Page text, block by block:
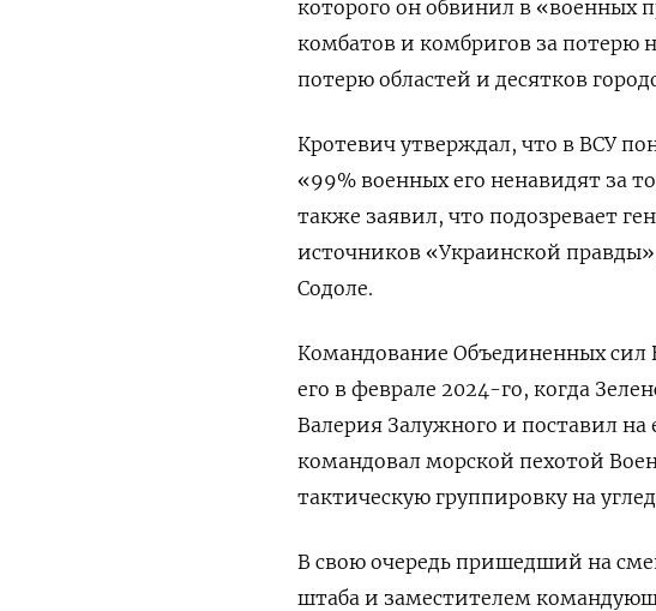
которого он обвинил в «военных
комбатов и комбригов за потерю
потерю областей и десятков
Кротевич утверждал, что в ВСУ
«99% военных его ненавидят за
также заявил, что подозревает
источников «Украинской
Содоле.
Командование Объединенных сил
его в феврале 2024-го, когда
Валерия Залужного и поставил на
командовал морской пехотой
тактическую группировку на
В свою очередь пришедший на
штаба и заместителем